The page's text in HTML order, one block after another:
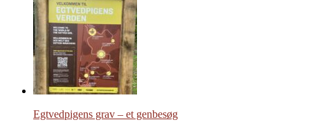
Egtvedpigens grav – et genbesøg